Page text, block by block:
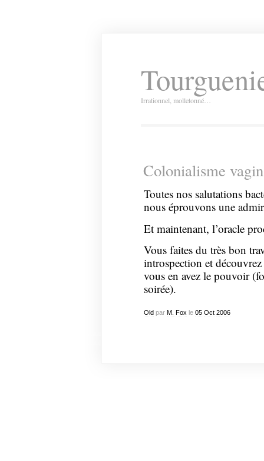
Irrationnel, molletonné…
Colonialisme
Toutes nos salutations
nous éprouvons une
Et maintenant, l’oracle
Vous faites du très bon
introspection et
vous en avez le pouvoir
soirée).
Oldpar M. Fox le 05 Oct 2006